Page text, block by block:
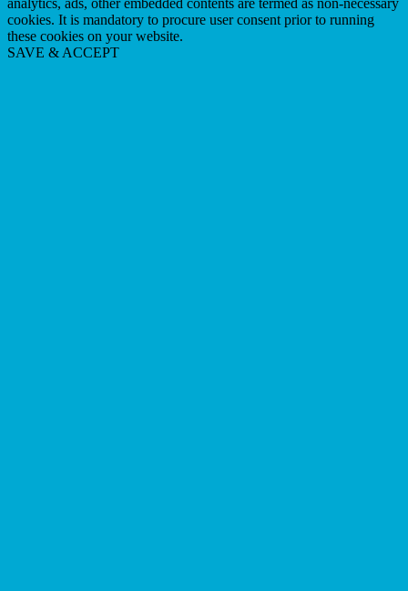
cookies. It is mandatory to procure user consent prior to running
these cookies on your website.
SAVE & ACCEPT